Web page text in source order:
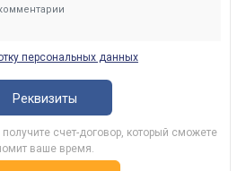
персональных данных
Реквизиты
счет-договор, который сможете
ваше время.